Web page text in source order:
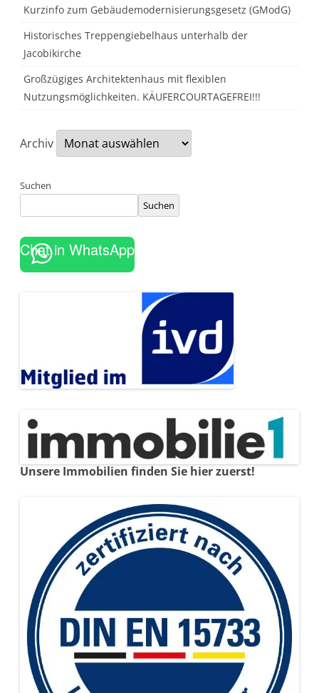
e
r
a
,
w
i
e
a
g
e
e
t
s
?
Kurzinfo zum Gebäudemodernisierungsgesetz (GModG)
Historisches Treppengiebelhaus unterhalb der
Jacobikirche
Großzügiges Architektenhaus mit flexiblen
Nutzungsmöglichkeiten. KÄUFERCOURTAGEFREI!!!
Archiv
Suchen
Suchen
Chat in WhatsApp
Unsere Immobilien finden Sie hier zuerst!